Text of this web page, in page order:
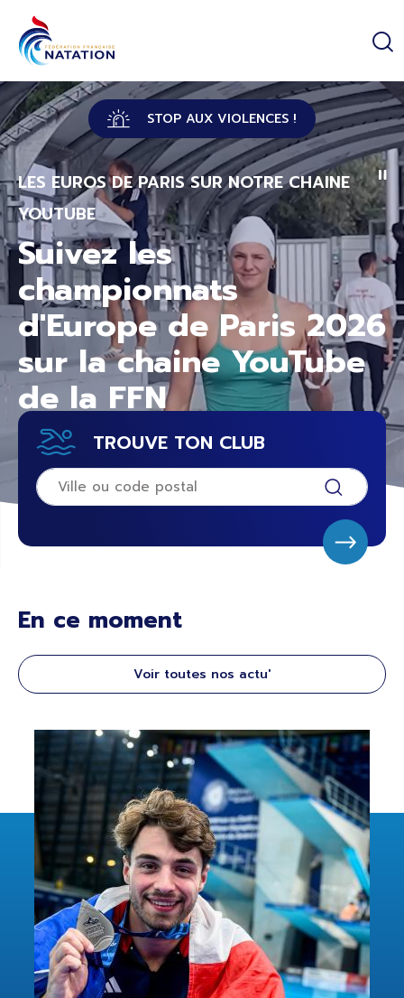
Passer au contenu principal
STOP AUX VIOLENCES !
LES EUROS DE PARIS SUR NOTRE CHAINE
YOUTUBE
Suivez les
championnats
d'Europe de Paris 2026
sur la chaine YouTube
de la FFN
TROUVE TON CLUB
En ce moment
Voir toutes nos actu'
Panneau de gestion des cookies